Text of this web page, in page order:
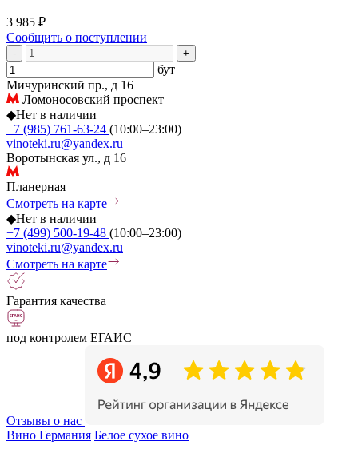
3 985 ₽
Сообщить о поступлении
- +
бут
Мичуринский пр., д 16
Ломоносовский проспект
◆Нет в наличии
+7 (985) 761-63-24 (10:00–23:00)
vinoteki.ru@yandex.ru
Воротынская ул., д 16
Планерная
Смотреть на карте
◆Нет в наличии
+7 (499) 500-19-48 (10:00–23:00)
vinoteki.ru@yandex.ru
Смотреть на карте
Гарантия качества
под контролем ЕГАИС
Отзывы о нас
Вино Германия Белое сухое вино